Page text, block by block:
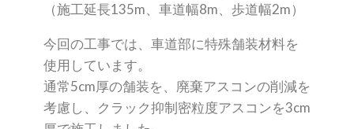
（施工延長135m、車道幅8m、歩道幅2m）
今回の工事では、車道部に特殊舗装材料を
使用しています。
通常5cm厚の舗装を、廃棄アスコンの削減を
考慮し、クラック抑制密粒度アスコンを3cm